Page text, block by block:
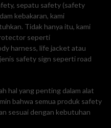
sepatu safety (safety
kebakaran, kami
Tidak hanya itu, kami
seperti
harness, life jacket atau
safety sign seperti road
hal yang penting dalam alat
bahwa semua produk safety
sesuai dengan kebutuhan